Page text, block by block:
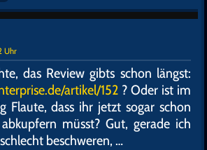
Uhr
das Review gibts schon längst:
artikel/152 ? Oder ist im
Flaute, dass ihr jetzt sogar schon
müsst? Gut, gerade ich
beschweren, …